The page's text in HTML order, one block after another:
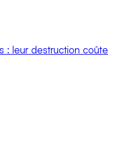
: leur destruction coûte